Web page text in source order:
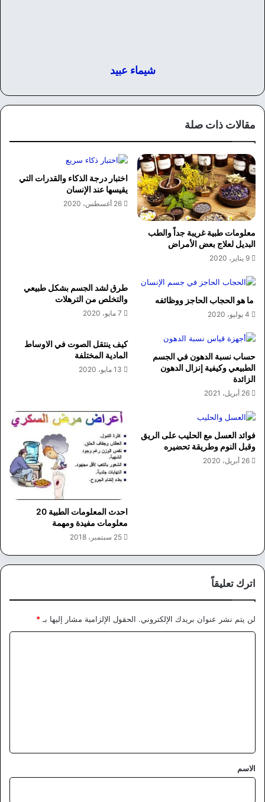
شيماء عبيد
مقالات ذات صلة
معلومات طبية غريبة جداً والطب
البديل لعلاج بعض الأمراض
9 يناير، 2020
اختبار درجة الذكاء والقدرات التي
يقيسها عند الإنسان
26 أغسطس، 2020
ما هو الحجاب الحاجز ووظائفه
4 يوليو، 2020
طرق لشد الجسم بشكل طبيعي
والتخلص من الترهلات
7 مايو، 2020
حساب نسبة الدهون في الجسم
الطبيعي وكيفية إنزال الدهون
الزائدة
26 أبريل، 2021
كيف ينتقل الصوت في الاوساط
المادية المختلفة
13 مايو، 2020
فوائد العسل مع الحليب على الريق
وقبل النوم وطريقة تحضيره
26 أبريل، 2020
احدث المعلومات الطبية 20
معلومات مفيدة ومهمة
25 سبتمبر، 2018
اترك تعليقاً
لن يتم نشر عنوان بريدك الإلكتروني. الحقول الإلزامية مشار إليها بـ *
*
الاسم